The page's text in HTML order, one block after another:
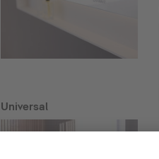
Universal